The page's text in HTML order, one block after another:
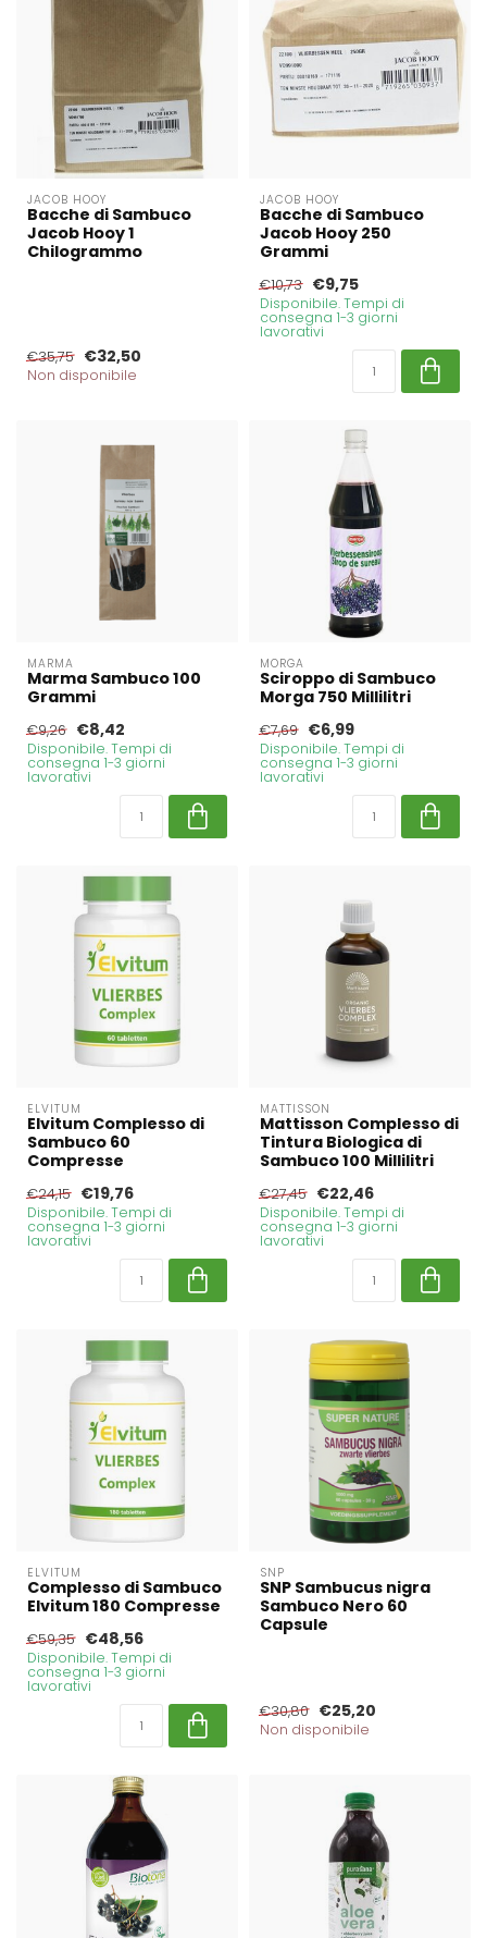
JACOB HOOY
Bacche di Sambuco
Jacob Hooy 1
Chilogrammo
€35,75 €32,50
Non disponibile
JACOB HOOY
Bacche di Sambuco
Jacob Hooy 250
Grammi
€10,73 €9,75
Disponibile. Tempi di
consegna 1-3 giorni
lavorativi
MARMA
Marma Sambuco 100
Grammi
€9,26 €8,42
Disponibile. Tempi di
consegna 1-3 giorni
lavorativi
MORGA
Sciroppo di Sambuco
Morga 750 Millilitri
€7,69 €6,99
Disponibile. Tempi di
consegna 1-3 giorni
lavorativi
ELVITUM
Elvitum Complesso di
Sambuco 60
Compresse
€24,15 €19,76
Disponibile. Tempi di
consegna 1-3 giorni
lavorativi
MATTISSON
Mattisson Complesso di
Tintura Biologica di
Sambuco 100 Millilitri
€27,45 €22,46
Disponibile. Tempi di
consegna 1-3 giorni
lavorativi
ELVITUM
Complesso di Sambuco
Elvitum 180 Compresse
€59,35 €48,56
Disponibile. Tempi di
consegna 1-3 giorni
lavorativi
SNP
SNP Sambucus nigra
Sambuco Nero 60
Capsule
€30,80 €25,20
Non disponibile